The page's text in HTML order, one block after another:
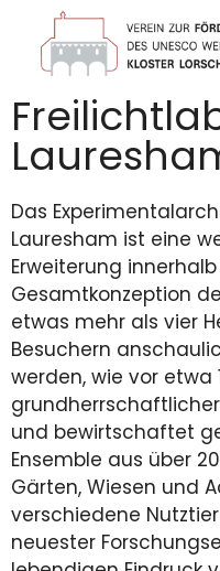
Das
Lauresham ist eine
Erweiterung
Gesamtkonzeption
etwas mehr als vier
Besuchern
werden, wie vor etwa
und bewirtschaftet
Ensemble aus über
Gärten, Wiesen und
verschiedene
neuester